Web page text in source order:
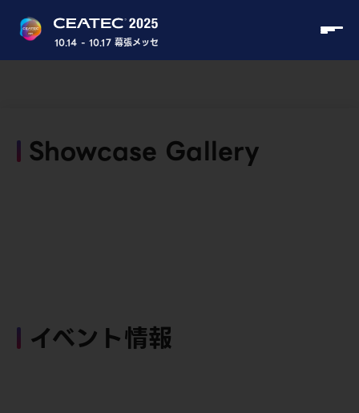
10.14 - 10.17 幕張メッセ
Showcase Gallery
イベント情報